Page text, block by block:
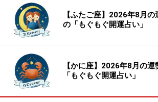
2024年7月20日の運勢「ふたご座」
恨みがましい気分になりがち。出来
で。
【ふたご座】2026年8月
の「もぐもぐ開運占い」
【かに座】2026年8月の
「もぐもぐ開運占い」